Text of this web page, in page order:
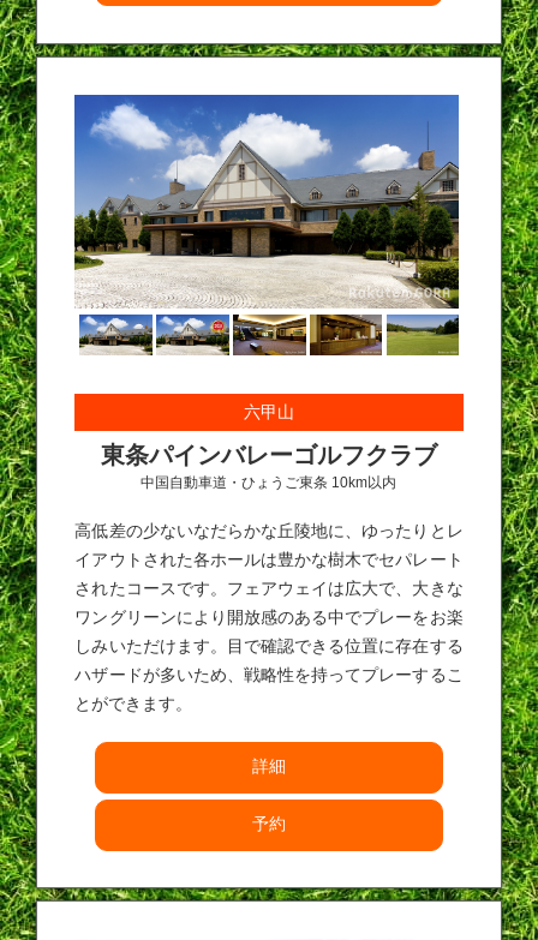
六甲山
東条パインバレーゴルフクラブ
中国自動車道・ひょうご東条 10km以内
高低差の少ないなだらかな丘陵地に、ゆったりとレ
イアウトされた各ホールは豊かな樹木でセパレート
されたコースです。フェアウェイは広大で、大きな
ワングリーンにより開放感のある中でプレーをお楽
しみいただけます。目で確認できる位置に存在する
ハザードが多いため、戦略性を持ってプレーするこ
とができます。
詳細
予約